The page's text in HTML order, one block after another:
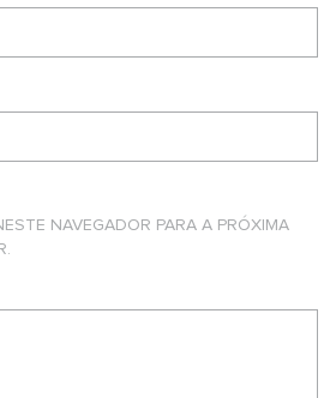
NAVEGADOR PARA A PRÓXIMA